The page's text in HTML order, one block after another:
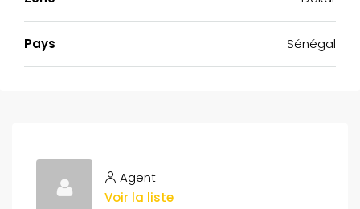
Pays Sénégal
Agent
Voir la liste